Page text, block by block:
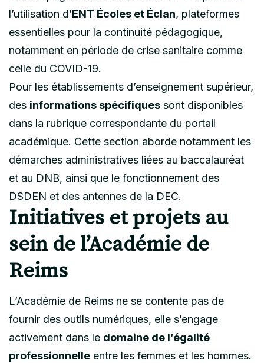
l’utilisation d’ENT Écoles et Éclan, plateformes
essentielles pour la continuité pédagogique,
notamment en période de crise sanitaire comme
celle du COVID-19.
Pour les établissements d’enseignement supérieur,
des informations spécifiques sont disponibles
dans la rubrique correspondante du portail
académique. Cette section aborde notamment les
démarches administratives liées au baccalauréat
et au DNB, ainsi que le fonctionnement des
DSDEN et des antennes de la DEC.
Initiatives et projets au
sein de l’Académie de
Reims
L’Académie de Reims ne se contente pas de
fournir des outils numériques, elle s’engage
activement dans le domaine de l’égalité
professionnelle entre les femmes et les hommes.